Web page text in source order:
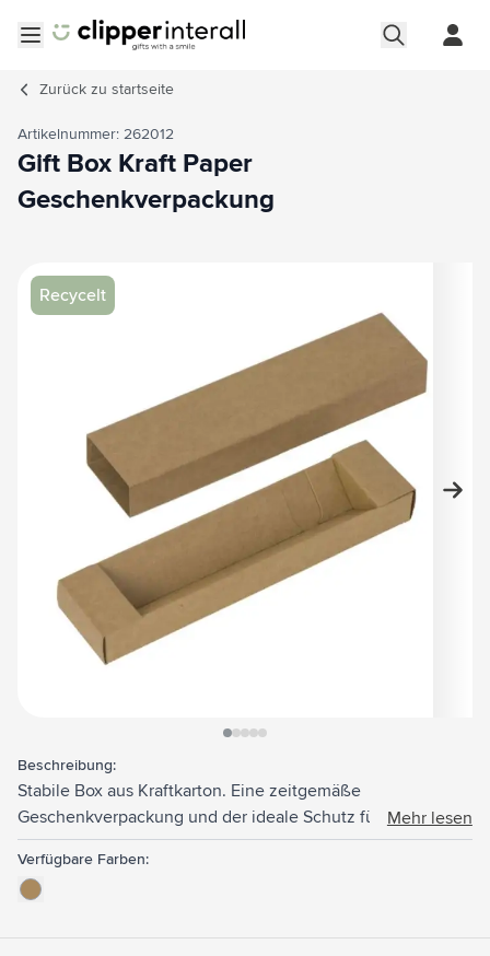
Zurück zu startseite
Recycelt
Hauptbild
Klicken Sie, um das Bild im Vollbildmodus zu sehen
Artikelnummer: 262012
Gift Box Kraft Paper
Geschenkverpackung
Beschreibung:
Stabile Box aus Kraftkarton. Eine zeitgemäße
Geschenkverpackung und der ideale Schutz für sowohl
(Öko-)Kugelschreiber als auch Touchscreen-Stifte und
Druckbleistifte. Geeignet für 1 Schreibgerät.
Mehr lesen
Verfügbare Farben: